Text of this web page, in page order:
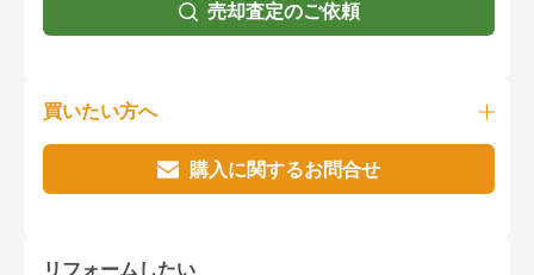
売却査定のご依頼
買いたい方へ
購入に関するお問合せ
リフォームしたい